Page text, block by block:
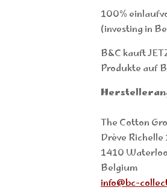
100%
(investing in
B&C kauft
Produkte auf
The Cotton
Drève Richelle
1410 Waterloo
Belgium
info@bc-